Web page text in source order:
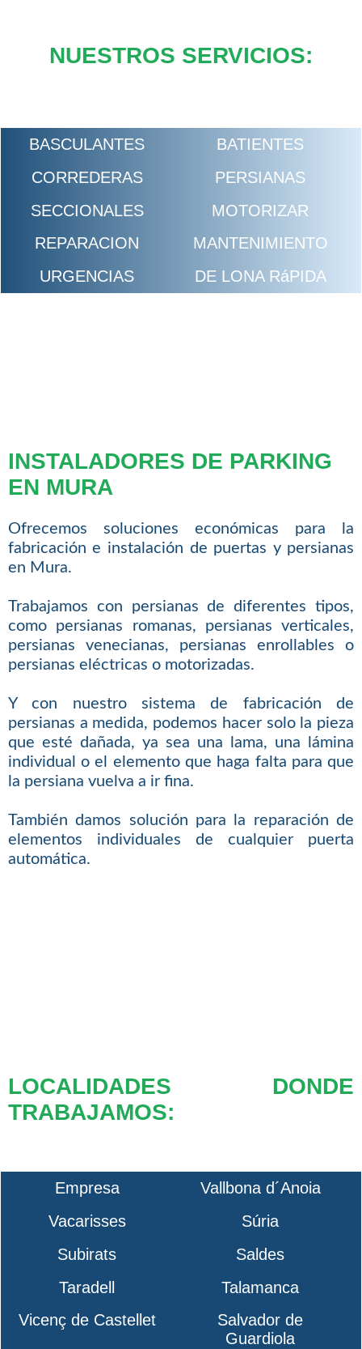
NUESTROS SERVICIOS:
BASCULANTES
BATIENTES
CORREDERAS
PERSIANAS
SECCIONALES
MOTORIZAR
REPARACION
MANTENIMIENTO
URGENCIAS
DE LONA RáPIDA
INSTALADORES DE PARKING
EN MURA
Ofrecemos soluciones económicas para la
fabricación e instalación de puertas y persianas
en Mura.
Trabajamos con persianas de diferentes tipos,
como persianas romanas, persianas verticales,
persianas venecianas, persianas enrollables o
persianas eléctricas o motorizadas.
Y con nuestro sistema de fabricación de
persianas a medida, podemos hacer solo la pieza
que esté dañada, ya sea una lama, una lámina
individual o el elemento que haga falta para que
la persiana vuelva a ir fina.
También damos solución para la reparación de
elementos individuales de cualquier puerta
automática.
LOCALIDADES DONDE
TRABAJAMOS:
Empresa
Vallbona d´Anoia
Vacarisses
Súria
Subirats
Saldes
Taradell
Talamanca
Vicenç de Castellet
Salvador de
Guardiola